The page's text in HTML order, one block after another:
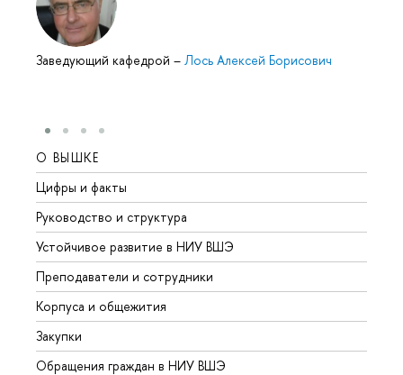
Заведующий кафедрой – Лось Алексей Борисович
О ВЫШКЕ
Цифры и факты
Руководство и структура
Устойчивое развитие в НИУ ВШЭ
Преподаватели и сотрудники
Корпуса и общежития
Закупки
Обращения граждан в НИУ ВШЭ